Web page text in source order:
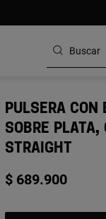
PULSERA CON
SOBRE PLATA,
STRAIGHT
$ 689.900